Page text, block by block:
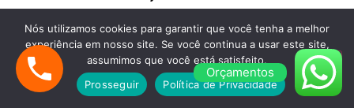
OferecemosMudanças Comerciaisde São
Paulo para Paranácom agilidade, planejamento
e segurança, ideal para empresas, escritórios e
lojas comerciais. Transportamos móveis,
Orçamentos
Nós utilizamos cookies para garantir que você tenha a melhor
experiência em nosso site. Se você continua a usar este site,
assumimos que você está satisfeito.
Prosseguir
Política de Privacidade